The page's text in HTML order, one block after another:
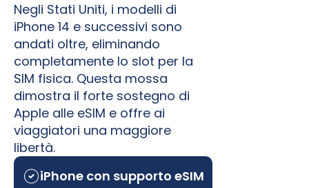
Negli Stati Uniti, i modelli di
iPhone 14 e successivi sono
andati oltre, eliminando
completamente lo slot per la
SIM fisica. Questa mossa
dimostra il forte sostegno di
Apple alle eSIM e offre ai
viaggiatori una maggiore
libertà.
iPhone con supporto eSIM